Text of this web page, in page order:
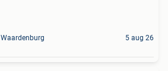
Waardenburg 5 aug 26